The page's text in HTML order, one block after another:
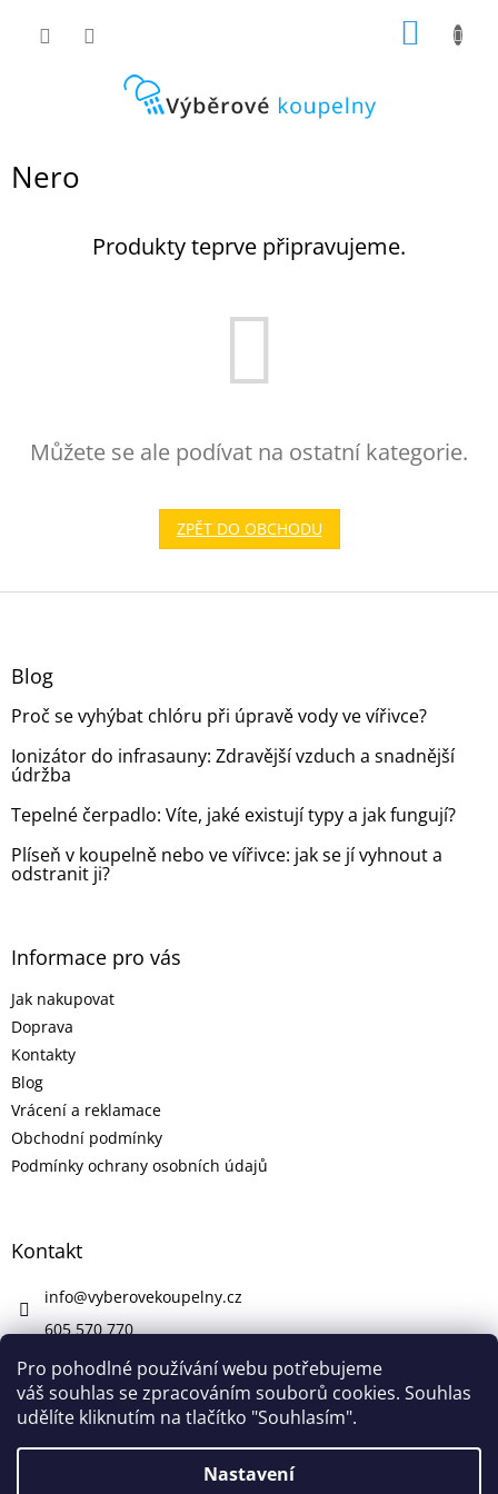
Pro pohodlné používání webu potřebujeme
váš souhlas se zpracováním souborů cookies. Souhlas
udělíte kliknutím na tlačítko "Souhlasím".
Nastavení
Nero
Produkty teprve připravujeme.
Můžete se ale podívat na ostatní kategorie.
ZPĚT DO OBCHODU
Z
Blog
Proč se vyhýbat chlóru při úpravě vody ve vířivce?
Ionizátor do infrasauny: Zdravější vzduch a snadnější
údržba
Tepelné čerpadlo: Víte, jaké existují typy a jak fungují?
Plíseň v koupelně nebo ve vířivce: jak se jí vyhnout a
odstranit ji?
Informace pro vás
Jak nakupovat
Doprava
Kontakty
Blog
Vrácení a reklamace
Obchodní podmínky
Podmínky ochrany osobních údajů
Kontakt
info@vyberovekoupelny.cz
605 570 770
https://www.facebook.com/vyberovekoupelny/